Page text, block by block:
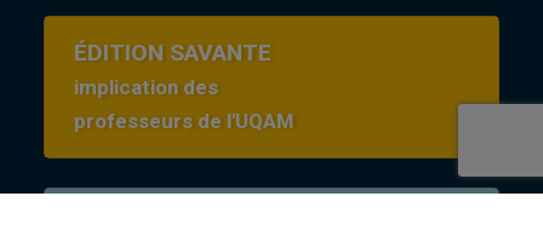
ÉDITION SAVANTE
implication des
professeurs de l'UQAM